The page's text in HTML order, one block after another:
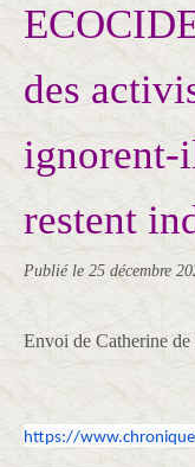
des
ignorent-
restent
Publié le 25 décembre
Envoi de Catherine
https://www.